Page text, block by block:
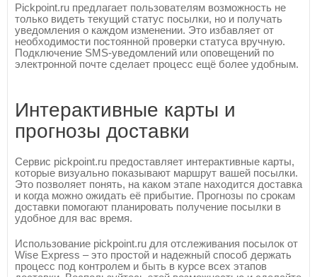
Pickpoint.ru предлагает пользователям возможность не
только видеть текущий статус посылки, но и получать
уведомления о каждом изменении. Это избавляет от
необходимости постоянной проверки статуса вручную.
Подключение SMS-уведомлений или оповещений по
электронной почте сделает процесс ещё более удобным.
Интерактивные карты и
прогнозы доставки
Сервис pickpoint.ru предоставляет интерактивные карты,
которые визуально показывают маршрут вашей посылки.
Это позволяет понять, на каком этапе находится доставка
и когда можно ожидать её прибытие. Прогнозы по срокам
доставки помогают планировать получение посылки в
удобное для вас время.
Использование pickpoint.ru для отслеживания посылок от
Wise Express – это простой и надежный способ держать
процесс под контролем и быть в курсе всех этапов